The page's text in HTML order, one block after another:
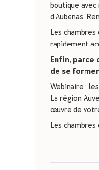
boutique
d’Aubenas.
Les
rapidement
Enfin, parce
de se
Webinaire :
La région
œuvre de
Les